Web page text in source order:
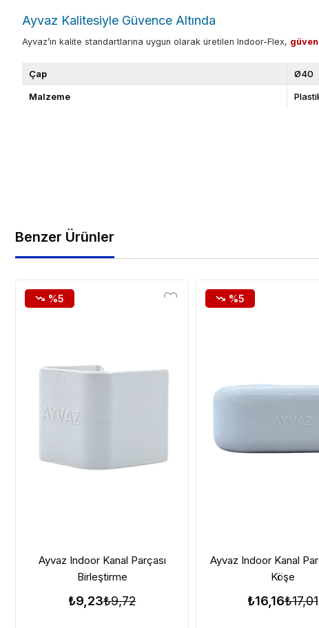
Ayvaz Kalitesiyle Güvence Altında
Ayvaz’ın kalite standartlarına uygun olarak üretilen Indoor-Flex,
Çap Ø40
Malzeme
Benzer Ürünler
Ayvaz Indoor Kanal Parçası
Birleştirme
₺9,23₺9,72
%5
Ayvaz Indoor Kanal
Köşe
₺16,16₺17,01
%5